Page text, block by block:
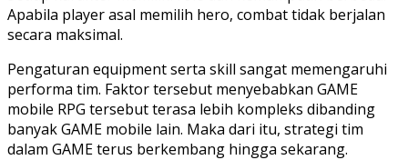
Apabila player asal memilih hero, combat tidak berjalan
secara maksimal.
Pengaturan equipment serta skill sangat memengaruhi
performa tim. Faktor tersebut menyebabkan GAME
mobile RPG tersebut terasa lebih kompleks dibanding
banyak GAME mobile lain. Maka dari itu, strategi tim
dalam GAME terus berkembang hingga sekarang.